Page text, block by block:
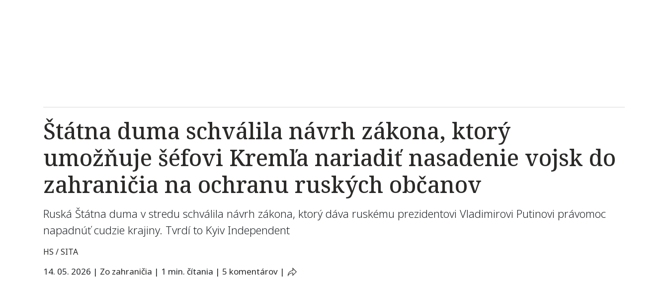
Štátna duma schválila návrh zákona, ktorý
umožňuje šéfovi Kremľa nariadiť nasadenie vojsk do
zahraničia na ochranu ruských občanov
Ruská Štátna duma v stredu schválila návrh zákona, ktorý dáva ruskému prezidentovi Vladimirovi Putinovi právomoc
napadnúť cudzie krajiny. Tvrdí to Kyiv Independent
HS / SITA
14. 05. 2026 | Zo zahraničia | 1 min. čítania | 5 komentárov |